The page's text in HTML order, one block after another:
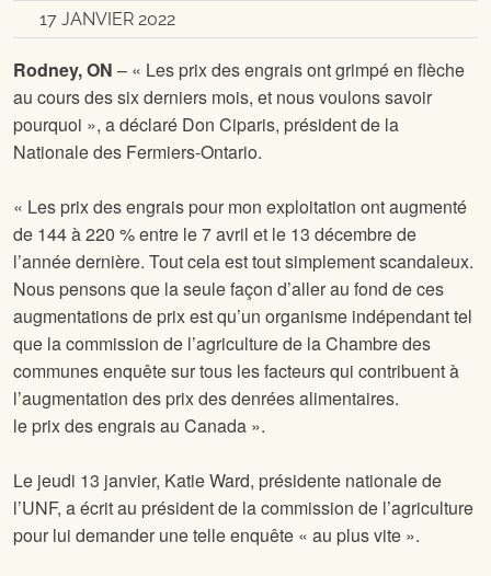
17 JANVIER 2022
Rodney, ON – « Les prix des engrais ont grimpé en flèche
au cours des six derniers mois, et nous voulons savoir
pourquoi », a déclaré Don Ciparis, président de la
Nationale des Fermiers-Ontario.
« Les prix des engrais pour mon exploitation ont augmenté
de 144 à 220 % entre le 7 avril et le 13 décembre de
l’année dernière. Tout cela est tout simplement scandaleux.
Nous pensons que la seule façon d’aller au fond de ces
augmentations de prix est qu’un organisme indépendant tel
que la commission de l’agriculture de la Chambre des
communes enquête sur tous les facteurs qui contribuent à
l’augmentation des prix des denrées alimentaires.
le prix des engrais au Canada ».
Le jeudi 13 janvier, Katie Ward, présidente nationale de
l’UNF, a écrit au président de la commission de l’agriculture
pour lui demander une telle enquête « au plus vite ».